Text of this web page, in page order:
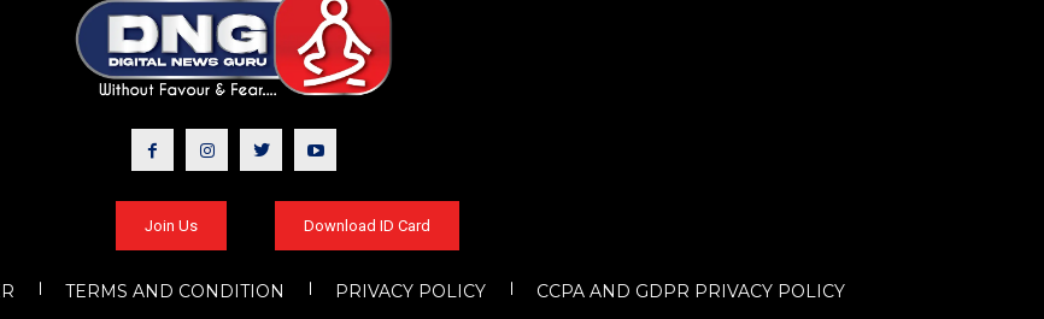
Join Us Download ID Card
TERMS AND CONDITION PRIVACY POLICY CCPA AND GDPR PRIVACY POLICY